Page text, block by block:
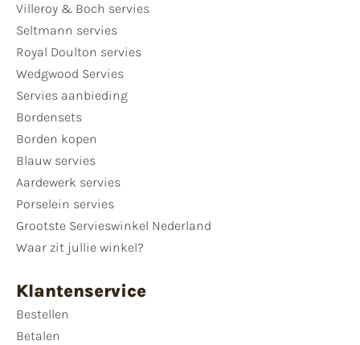
Villeroy & Boch servies
Seltmann servies
Royal Doulton servies
Wedgwood Servies
Servies aanbieding
Bordensets
Borden kopen
Blauw servies
Aardewerk servies
Porselein servies
Grootste Servieswinkel Nederland
Waar zit jullie winkel?
Klantenservice
Bestellen
Betalen